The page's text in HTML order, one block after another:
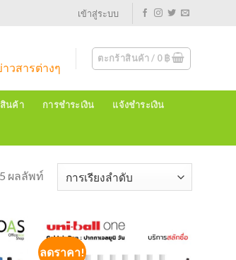
เข้าสู่ระบบ
วสารต่างๆ
ตะกร้าสินค้า / 0฿
นค้า การชำระเงิน แจ้งชำระเงิน
ผลลัพท์
ลดราคา!